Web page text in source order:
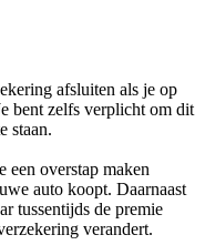
afsluiten als je op
bent zelfs verplicht om dit
staan.
een overstap maken
auto koopt. Daarnaast
tussentijds de premie
verandert.